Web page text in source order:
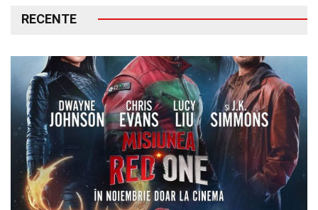
RECENTE